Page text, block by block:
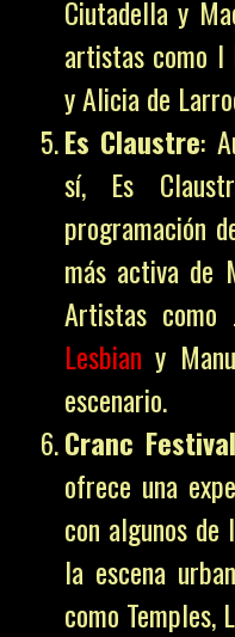
Ciutadella y
artistas como I
y Alicia de
Es Claustre:
sí, Es
programación
más activa de
Artistas como
Lesbian y
escenario.
Cranc Festival
ofrece una
con algunos
la escena
como Temples,